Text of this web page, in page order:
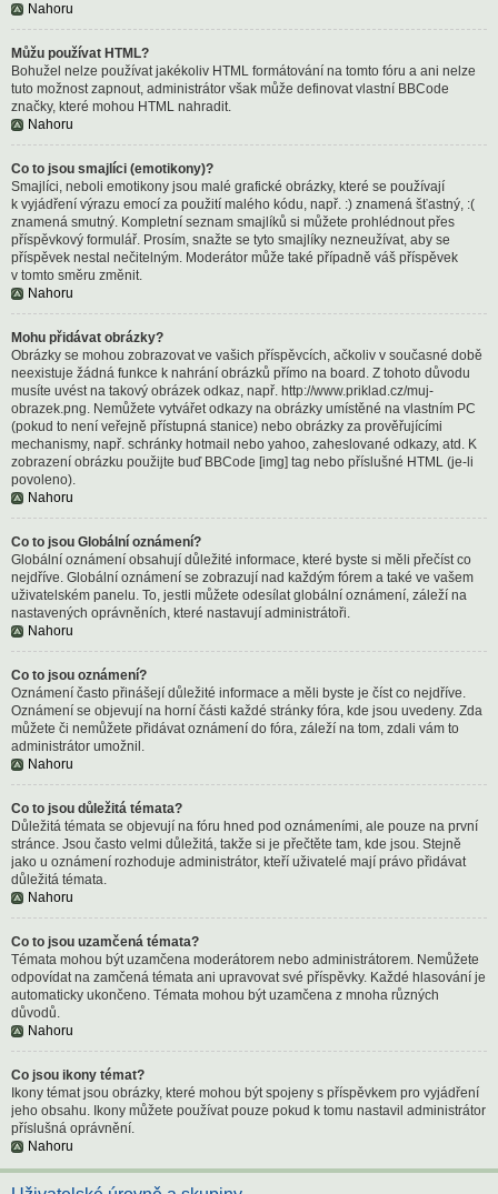
Nahoru
Můžu používat HTML?
Bohužel nelze používat jakékoliv HTML formátování na tomto fóru a ani nelze
tuto možnost zapnout, administrátor však může definovat vlastní BBCode
značky, které mohou HTML nahradit.
Nahoru
Co to jsou smajlíci (emotikony)?
Smajlíci, neboli emotikony jsou malé grafické obrázky, které se používají
k vyjádření výrazu emocí za použití malého kódu, např. :) znamená šťastný, :(
znamená smutný. Kompletní seznam smajlíků si můžete prohlédnout přes
příspěvkový formulář. Prosím, snažte se tyto smajlíky nezneužívat, aby se
příspěvek nestal nečitelným. Moderátor může také případně váš příspěvek
v tomto směru změnit.
Nahoru
Mohu přidávat obrázky?
Obrázky se mohou zobrazovat ve vašich příspěvcích, ačkoliv v současné době
neexistuje žádná funkce k nahrání obrázků přímo na board. Z tohoto důvodu
musíte uvést na takový obrázek odkaz, např. http://www.priklad.cz/muj-
obrazek.png. Nemůžete vytvářet odkazy na obrázky umístěné na vlastním PC
(pokud to není veřejně přístupná stanice) nebo obrázky za prověřujícími
mechanismy, např. schránky hotmail nebo yahoo, zaheslované odkazy, atd. K
zobrazení obrázku použijte buď BBCode [img] tag nebo příslušné HTML (je-li
povoleno).
Nahoru
Co to jsou Globální oznámení?
Globální oznámení obsahují důležité informace, které byste si měli přečíst co
nejdříve. Globální oznámení se zobrazují nad každým fórem a také ve vašem
uživatelském panelu. To, jestli můžete odesílat globální oznámení, záleží na
nastavených oprávněních, které nastavují administrátoři.
Nahoru
Co to jsou oznámení?
Oznámení často přinášejí důležité informace a měli byste je číst co nejdříve.
Oznámení se objevují na horní části každé stránky fóra, kde jsou uvedeny. Zda
můžete či nemůžete přidávat oznámení do fóra, záleží na tom, zdali vám to
administrátor umožnil.
Nahoru
Co to jsou důležitá témata?
Důležitá témata se objevují na fóru hned pod oznámeními, ale pouze na první
stránce. Jsou často velmi důležitá, takže si je přečtěte tam, kde jsou. Stejně
jako u oznámení rozhoduje administrátor, kteří uživatelé mají právo přidávat
důležitá témata.
Nahoru
Co to jsou uzamčená témata?
Témata mohou být uzamčena moderátorem nebo administrátorem. Nemůžete
odpovídat na zamčená témata ani upravovat své příspěvky. Každé hlasování je
automaticky ukončeno. Témata mohou být uzamčena z mnoha různých
důvodů.
Nahoru
Co jsou ikony témat?
Ikony témat jsou obrázky, které mohou být spojeny s příspěvkem pro vyjádření
jeho obsahu. Ikony můžete používat pouze pokud k tomu nastavil administrátor
příslušná oprávnění.
Nahoru